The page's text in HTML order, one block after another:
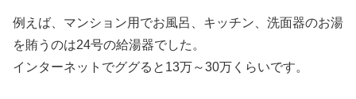
例えば、マンション用でお風呂、キッチン、洗面器のお湯
を賄うのは24号の給湯器でした。
インターネットでググると13万～30万くらいです。